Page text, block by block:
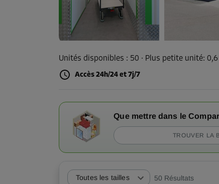
Unités disponibles : 50 · Plus petite unité: 0,6
Accès 24h/24 et 7j/7
Que mettre dans le
TROUVER LA
Toutes les tailles 50 Résultats